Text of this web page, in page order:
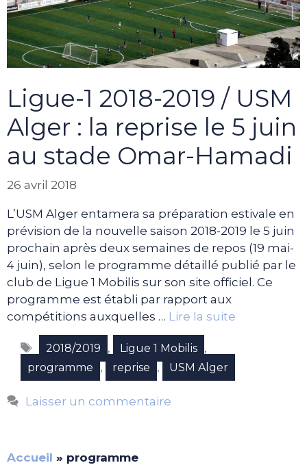
Ligue-1 2018-2019 / USM
Alger : la reprise le 5 juin
au stade Omar-Hamadi
26 avril 2018
L’USM Alger entamera sa préparation estivale en
prévision de la nouvelle saison 2018-2019 le 5 juin
prochain après deux semaines de repos (19 mai-
4 juin), selon le programme détaillé publié par le
club de Ligue 1 Mobilis sur son site officiel. Ce
programme est établi par rapport aux
compétitions auxquelles … Lire la suite
Étiquettes
2018/2019 , Ligue 1 Mobilis ,
programme , reprise , USM Alger
Laisser un commentaire
Accueil » programme